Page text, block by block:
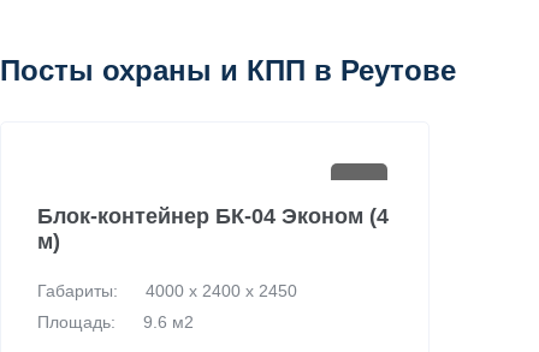
Посты охраны и КПП в Реутове
Блок-контейнер БК-04 Эконом (4
м)
Габариты:
4000 х 2400 х 2450
Площадь:
9.6 м2